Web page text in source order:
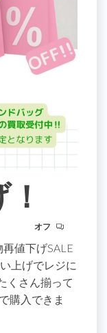
オフ
値下げSALE
上げでレジに
くさん揃って
購入できま